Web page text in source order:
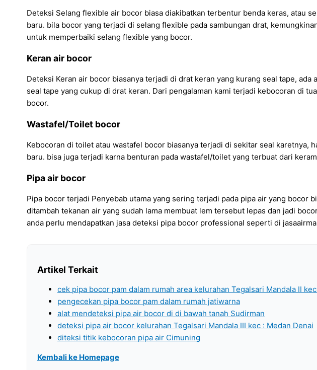
Deteksi Selang flexible air bocor biasa diakibatkan terbentur benda keras, atau
baru. bila bocor yang terjadi di selang flexible pada sambungan drat,
untuk memperbaiki selang flexible yang bocor.
Keran air bocor
Deteksi Keran air bocor biasanya terjadi di drat keran yang kurang seal tape,
seal tape yang cukup di drat keran. Dari pengalaman kami terjadi kebocoran di
bocor.
Wastafel/Toilet bocor
Kebocoran di toilet atau wastafel bocor biasanya terjadi di sekitar seal karetnya,
baru. bisa juga terjadi karna benturan pada wastafel/toilet yang terbuat dari
Pipa air bocor
Pipa bocor terjadi Penyebab utama yang sering terjadi pada pipa air yang bocor
ditambah tekanan air yang sudah lama membuat lem tersebut lepas dan jadi
anda perlu mendapatkan jasa deteksi pipa bocor professional seperti di
Artikel Terkait
cek pipa bocor pam dalam rumah area kelurahan Tegalsari Mandala II
pengecekan pipa bocor pam dalam rumah jatiwarna
alat mendeteksi pipa air bocor di di bawah tanah Sudirman
deteksi pipa air bocor kelurahan Tegalsari Mandala III kec : Medan Denai
diteksi titik kebocoran pipa air Cimuning
Kembali ke Homepage